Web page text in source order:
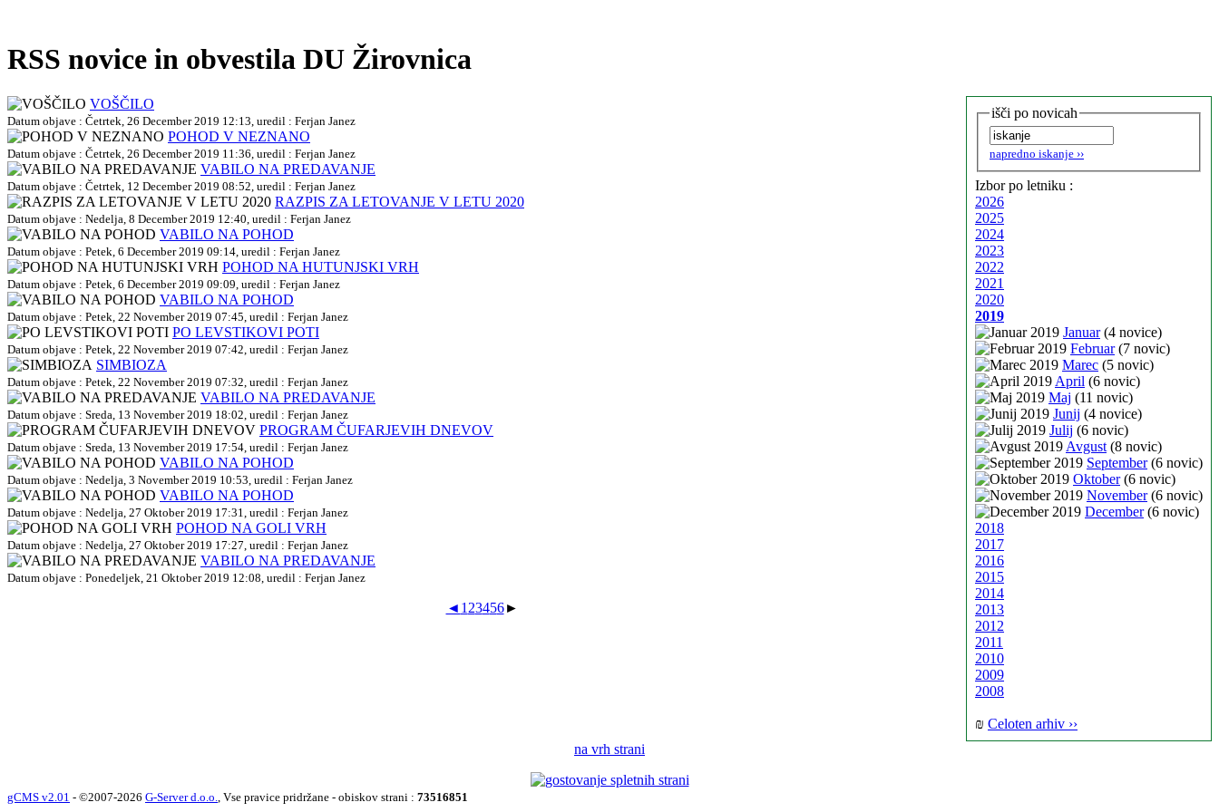
RSS novice in obvestila DU Žirovnica
išči po novicah
napredno iskanje ››
Izbor po letniku :
2026
2025
2024
2023
2022
2021
2020
2019
Januar(4 novice)
Februar(7 novic)
Marec (5 novic)
April (6 novic)
Maj (11 novic)
Junij (4 novice)
Julij (6 novic)
Avgust(8 novic)
September(6 novic)
Oktober(6 novic)
November(6 novic)
December(6 novic)
2018
2017
2016
2015
2014
2013
2012
2011
2010
2009
2008
₪ Celoten arhiv ››
VOŠČILO
Datum objave : Četrtek, 26 December 2019 12:13, uredil : Ferjan Janez
POHOD V NEZNANO
Datum objave : Četrtek, 26 December 2019 11:36, uredil : Ferjan Janez
VABILO NA PREDAVANJE
Datum objave : Četrtek, 12 December 2019 08:52, uredil : Ferjan Janez
RAZPIS ZA LETOVANJE V LETU 2020
Datum objave : Nedelja, 8 December 2019 12:40, uredil : Ferjan Janez
VABILO NA POHOD
Datum objave : Petek, 6 December 2019 09:14, uredil : Ferjan Janez
POHOD NA HUTUNJSKI VRH
Datum objave : Petek, 6 December 2019 09:09, uredil : Ferjan Janez
VABILO NA POHOD
Datum objave : Petek, 22 November 2019 07:45, uredil : Ferjan Janez
PO LEVSTIKOVI POTI
Datum objave : Petek, 22 November 2019 07:42, uredil : Ferjan Janez
SIMBIOZA
Datum objave : Petek, 22 November 2019 07:32, uredil : Ferjan Janez
VABILO NA PREDAVANJE
Datum objave : Sreda, 13 November 2019 18:02, uredil : Ferjan Janez
PROGRAM ČUFARJEVIH DNEVOV
Datum objave : Sreda, 13 November 2019 17:54, uredil : Ferjan Janez
VABILO NA POHOD
Datum objave : Nedelja, 3 November 2019 10:53, uredil : Ferjan Janez
VABILO NA POHOD
Datum objave : Nedelja, 27 Oktober 2019 17:31, uredil : Ferjan Janez
POHOD NA GOLI VRH
Datum objave : Nedelja, 27 Oktober 2019 17:27, uredil : Ferjan Janez
VABILO NA PREDAVANJE
Datum objave : Ponedeljek, 21 Oktober 2019 12:08, uredil : Ferjan Janez
◄ 1 23456►
na vrh strani
gCMS v2.01 - ©2007-2026 G-Server d.o.o., Vse pravice pridržane - obiskov strani : 73516851